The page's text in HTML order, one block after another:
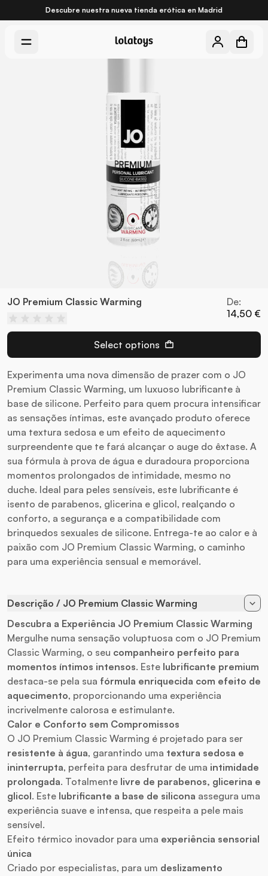
Descubre nuestra nueva tienda erótica en Madrid
JO Premium Classic Warming
De:
14,50 €
Experimenta uma nova dimensão de prazer com o JO
Premium Classic Warming, um luxuoso lubrificante à
base de silicone. Perfeito para quem procura intensificar
as sensações íntimas, este avançado produto oferece
uma textura sedosa e um efeito de aquecimento
surpreendente que te fará alcançar o auge do êxtase. A
sua fórmula à prova de água e duradoura proporciona
momentos prolongados de intimidade, mesmo no
duche. Ideal para peles sensíveis, este lubrificante é
isento de parabenos, glicerina e glicol, realçando o
conforto, a segurança e a compatibilidade com
brinquedos sexuales de silicone. Entrega-te ao calor e à
paixão com JO Premium Classic Warming, o caminho
para uma experiência sensual e memorável.
Select options
Descrição / JO Premium Classic Warming
Descubra a Experiência JO Premium Classic Warming
Mergulhe numa sensação voluptuosa com o JO Premium
Classic Warming, o seu companheiro perfeito para
momentos íntimos intensos. Este lubrificante premium
destaca-se pela sua fórmula enriquecida com efeito de
aquecimento, proporcionando uma experiência
incrivelmente calorosa e estimulante.
Calor e Conforto sem Compromissos
O JO Premium Classic Warming é projetado para ser
resistente à água, garantindo uma textura sedosa e
ininterrupta, perfeita para desfrutar de uma intimidade
prolongada. Totalmente livre de parabenos, glicerina e
glicol. Este lubrificante a base de silicona assegura uma
experiência suave e intensa, que respeita a pele mais
sensível.
Efeito térmico inovador para uma experiência sensorial
única
Criado por especialistas, para um deslizamento